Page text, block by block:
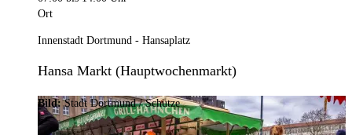
Ort
Innenstadt Dortmund - Hansaplatz
Hansa Markt (Hauptwochenmarkt)
Bild:Stadt Dortmund / Schütze